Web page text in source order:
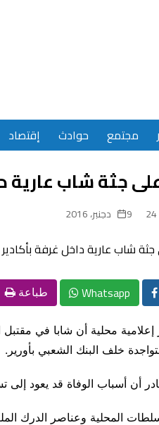
مجتمع حوادث إقتصاد
جثة شاب
9 دجنبر، 2016
Whatsapp طباعة
إعلامية محلية أن شابا في
خلف البنك الشعبي بأورير.
أن أسباب الوفاة قد يعود
المحلية وعناصر الدرك